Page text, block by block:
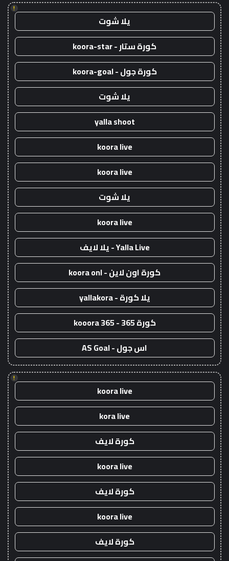
!
يلا شوت
كورة ستار - koora-star
كورة جول - koora-goal
يلا شوت
yalla shoot
koora live
koora live
يلا شوت
koora live
Yalla Live - يلا لايف
كورة اون لاين - koora onl
يلا كورة - yallakora
كورة 365 - kooora 365
اس جول - AS Goal
!
koora live
kora live
كورة لايف
koora live
كورة لايف
koora live
كورة لايف